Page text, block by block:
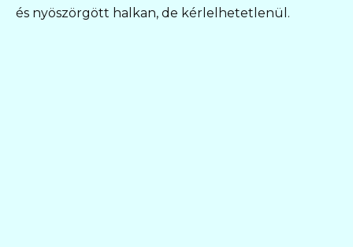
és nyöszörgött halkan, de kérlelhetetlenül.